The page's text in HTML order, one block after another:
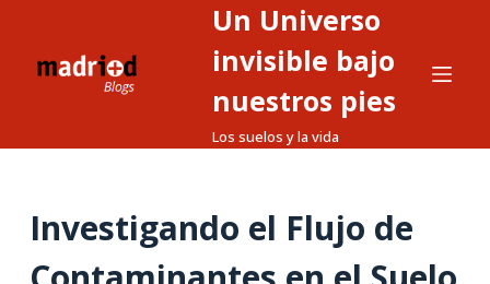
Un Universo
invisible bajo
nuestros pies
Los suelos y la vida
Investigando el Flujo de